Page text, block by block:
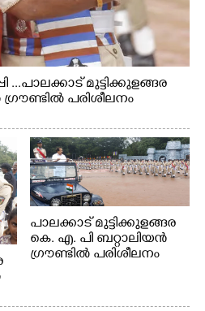
...പാലക്കാട് മുട്ടിക്കുളങ്ങര
പരിശീലനം
പാലക്കാട് മുട്ടിക്കുളങ്ങര
കെ. എ. പി ബറ്റാലിയൻ
ഗ്രൗണ്ടിൽ പരിശീലനം